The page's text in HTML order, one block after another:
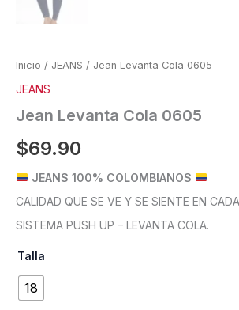
Inicio / JEANS / Jean Levanta Cola 0605
JEANS
Jean Levanta Cola 0605
$69.90
JEANS 100% COLOMBIANOS
CALIDAD QUE SE VE Y SE SIENTE EN
SISTEMA PUSH UP – LEVANTA COLA.
Talla
18